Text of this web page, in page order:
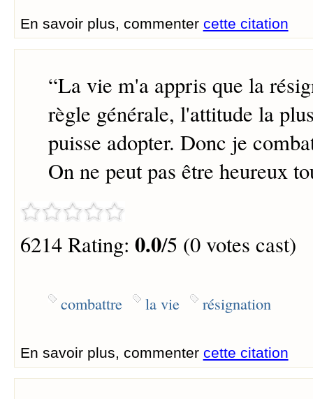
En savoir plus, commenter cette citation
“La vie m'a appris que la
règle générale, l'attitude la
puisse adopter. Donc je
On ne peut pas être heureux
6214 Rating: 0.0/5 (0 votes cast)
combattre la vie résignation
En savoir plus, commenter cette citation